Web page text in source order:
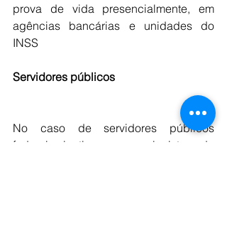
prova de vida presencialmente, em
agências bancárias e unidades do
INSS
Servidores públicos
No caso de servidores públicos
federais inativos e pensionistas da